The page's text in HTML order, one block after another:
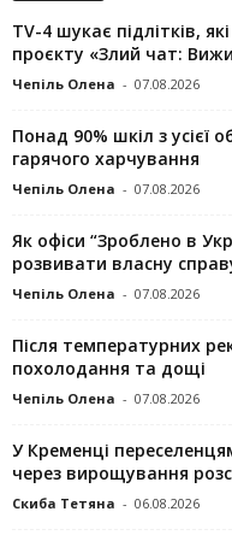
TV-4 шукає підлітків,
проєкту «Злий чат:
Чепіль Олена - 07.08.2026
Понад 90% шкіл з усієї
гарячого харчування
Чепіль Олена - 07.08.2026
Як офіси “Зроблено в
розвивати власну
Чепіль Олена - 07.08.2026
Після температурних
похолодання та дощі
Чепіль Олена - 07.08.2026
У Кременці
через вирощування
Скиба Тетяна - 06.08.2026